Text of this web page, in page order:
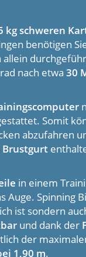
kg schweren
benötigen
allein
nach etwa 30
Somit
abzufahren
Brustgurt
in einem
Auge. Spinning
ist sondern
und dank der
der
1,90 m.